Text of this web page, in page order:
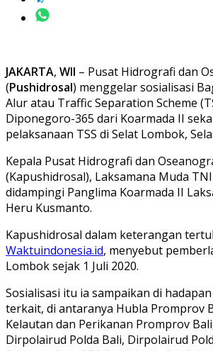
JAKARTA, WII – Pusat Hidrografi dan
(Pushidrosal) menggelar sosialisasi
Alur atau Traffic Separation Scheme
Diponegoro-365 dari Koarmada II
pelaksanaan TSS di Selat Lombok,
Kepala Pusat Hidrografi dan
(Kapushidrosal), Laksamana Muda
didampingi Panglima Koarmada II
Heru Kusmanto.
Kapushidrosal dalam keterangan
Waktuindonesia.id, menyebut
Lombok sejak 1 Juli 2020.
Sosialisasi itu ia sampaikan di
terkait, di antaranya Hubla Promprov
Kelautan dan Perikanan Promprov
Dirpolairud Polda Bali, Dirpolairud